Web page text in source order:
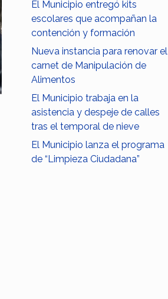
El Municipio entregó kits
escolares que acompañan la
contención y formación
Nueva instancia para renovar el
carnet de Manipulación de
Alimentos
El Municipio trabaja en la
asistencia y despeje de calles
tras el temporal de nieve
El Municipio lanza el programa
de “Limpieza Ciudadana”